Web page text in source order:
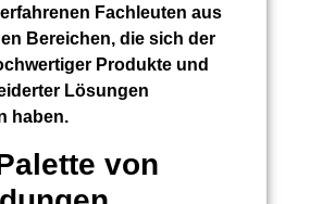
Fachleuten aus
Bereichen, die sich der
Produkte und
Lösungen
haben.
von